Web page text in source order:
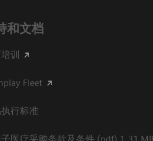
和文档
训
Fleet
行标准
医疗采购条款及条件 (pdf) 1.31 MB